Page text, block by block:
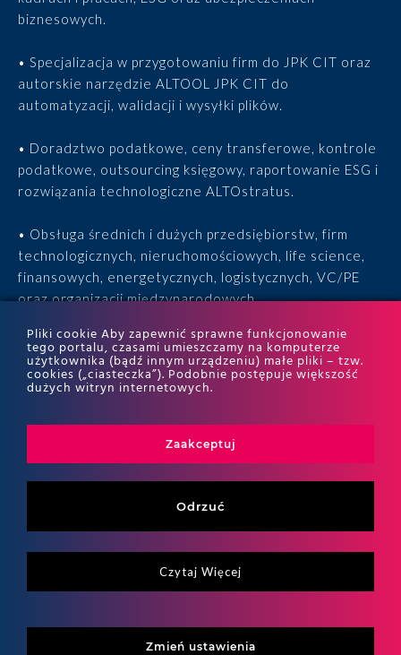
biznesowych.
• Specjalizacja w przygotowaniu firm do JPK CIT oraz
autorskie narzędzie ALTOOL JPK CIT do
automatyzacji, walidacji i wysyłki plików.
• Doradztwo podatkowe, ceny transferowe, kontrole
podatkowe, outsourcing księgowy, raportowanie ESG i
rozwiązania technologiczne ALTOstratus.
• Obsługa średnich i dużych przedsiębiorstw, firm
technologicznych, nieruchomościowych, life science,
finansowych, energetycznych, logistycznych, VC/PE
oraz organizacji międzynarodowych.
• 15 lat doświadczenia, 170 ekspertów, tysiące
zrealizowanych projektów i wyróżnienia w rankingach
ITR World Tax i ITR World TP.
Pliki cookie Aby zapewnić sprawne funkcjonowanie
tego portalu, czasami umieszczamy na komputerze
użytkownika (bądź innym urządzeniu) małe pliki – tzw.
cookies („ciasteczka”). Podobnie postępuje większość
dużych witryn internetowych.
Zaakceptuj
Odrzuć
Czytaj Więcej
Zmień ustawienia